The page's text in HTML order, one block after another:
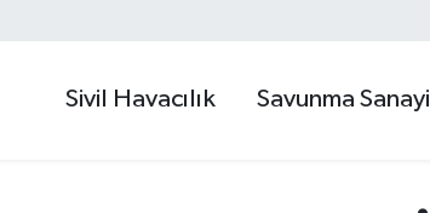
Sivil Havacılık Savunma